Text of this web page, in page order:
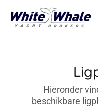
Hieronder
beschikbare